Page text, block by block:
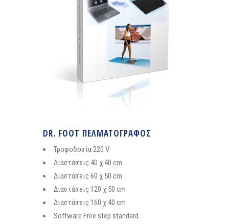
DR. FOOT ΠΕΛΜΑΤΟΓΡΑΦΟΣ
Τροφοδοσία 220 V
Διαστάσεις 40 χ 40 cm
Διαστάσεις 60 χ 50 cm
Διαστάσεις 120 χ 50 cm
Διαστάσεις 160 χ 40 cm
Software Free step standard